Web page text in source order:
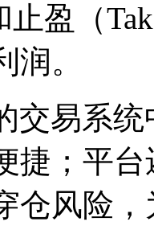
止盈（
。
交易系
捷；平
仓风险